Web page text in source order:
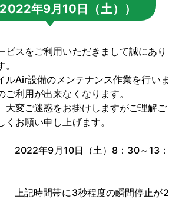
年9月10日（土））
ビスをご利用いただきまして誠にあり
ルAir設備のメンテナンス作業を行いま
利用が出来なくなります。
大変ご迷惑をお掛けしますがご理解ご
お願い申し上げます。
年9月10日（土）8：30～13：
時間帯に3秒程度の瞬間停止が2